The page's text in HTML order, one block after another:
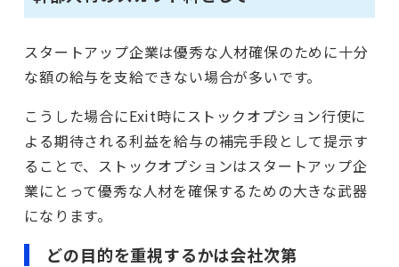
スタートアップ企業は優秀な人材確保のために十分
な額の給与を支給できない場合が多いです。
こうした場合にExit時にストックオプション行使に
よる期待される利益を給与の補完手段として提示す
ることで、ストックオプションはスタートアップ企
業にとって優秀な人材を確保するための大きな武器
になります。
どの目的を重視するかは会社次第